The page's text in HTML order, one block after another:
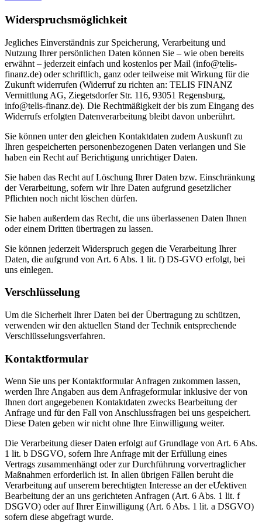
Widerspruchsmöglichkeit
Jegliches Einverständnis zur Speicherung, Verarbeitung und
Nutzung Ihrer persönlichen Daten können Sie – wie oben bereits
erwähnt – jederzeit einfach und kostenlos per Mail (info@telis-
finanz.de) oder schriftlich, ganz oder teilweise mit Wirkung für die
Zukunft widerrufen (Widerruf zu richten an: TELIS FINANZ
Vermittlung AG, Ziegetsdorfer Str. 116, 93051 Regensburg,
info@telis-finanz.de). Die Rechtmäßigkeit der bis zum Eingang des
Widerrufs erfolgten Datenverarbeitung bleibt davon unberührt.
Sie können unter den gleichen Kontaktdaten zudem Auskunft zu
Ihren gespeicherten personenbezogenen Daten verlangen und Sie
haben ein Recht auf Berichtigung unrichtiger Daten.
Sie haben das Recht auf Löschung Ihrer Daten bzw. Einschränkung
der Verarbeitung, sofern wir Ihre Daten aufgrund gesetzlicher
Pflichten noch nicht löschen dürfen.
Sie haben außerdem das Recht, die uns überlassenen Daten Ihnen
oder einem Dritten übertragen zu lassen.
Sie können jederzeit Widerspruch gegen die Verarbeitung Ihrer
Daten, die aufgrund von Art. 6 Abs. 1 lit. f) DS-GVO erfolgt, bei
uns einlegen.
Verschlüsselung
Um die Sicherheit Ihrer Daten bei der Übertragung zu schützen,
verwenden wir den aktuellen Stand der Technik entsprechende
Verschlüsselungsverfahren.
Kontaktformular
Wenn Sie uns per Kontaktformular Anfragen zukommen lassen,
werden Ihre Angaben aus dem Anfrageformular inklusive der von
Ihnen dort angegebenen Kontaktdaten zwecks Bearbeitung der
Anfrage und für den Fall von Anschlussfragen bei uns gespeichert.
Diese Daten geben wir nicht ohne Ihre Einwilligung weiter.
Die Verarbeitung dieser Daten erfolgt auf Grundlage von Art. 6 Abs.
1 lit. b DSGVO, sofern Ihre Anfrage mit der Erfüllung eines
Vertrags zusammenhängt oder zur Durchführung vorvertraglicher
Maßnahmen erforderlich ist. In allen übrigen Fällen beruht die
Verarbeitung auf unserem berechtigten Interesse an der eƯektiven
Bearbeitung der an uns gerichteten Anfragen (Art. 6 Abs. 1 lit. f
DSGVO) oder auf Ihrer Einwilligung (Art. 6 Abs. 1 lit. a DSGVO)
sofern diese abgefragt wurde.